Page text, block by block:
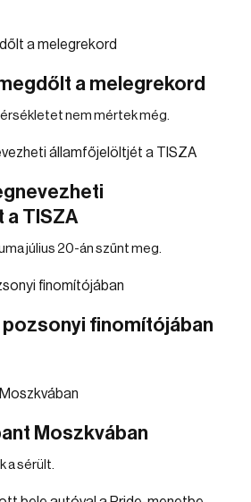
a melegrekord
nem mértek még.
TISZA
július 20-án szűnt meg.
pozsonyi finomítójában
Moszkvában
a sérült.